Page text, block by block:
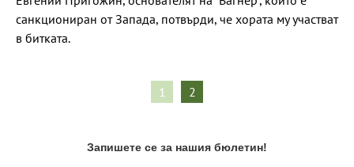
санкциониран от Запада, потвърди, че хората му участват
в битката.
1 2